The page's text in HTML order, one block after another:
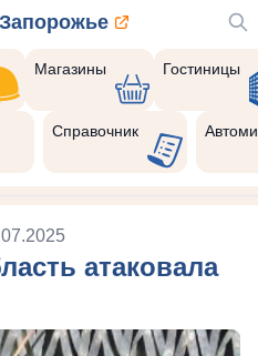
Запорожье
Магазины Гостиницы
Справочник
атаковала